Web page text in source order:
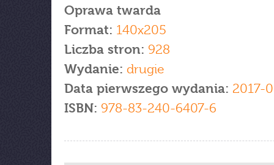
Oprawa twarda
Format: 140x205
Liczba stron: 928
Wydanie: drugie
Data pierwszego wydania: 2017-
ISBN: 978-83-240-6407-6